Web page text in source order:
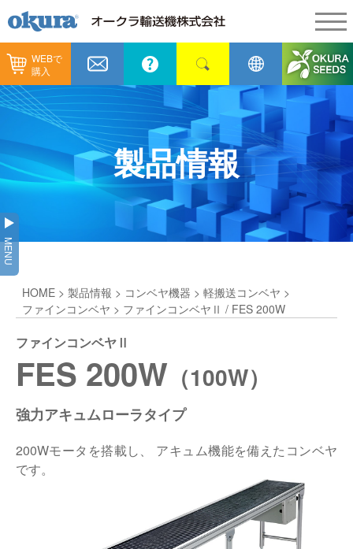
WEBで
購入
製品情報
製品情報
コンベヤ機器
コンベヤ機器を探す
ヒント集
GTPシステム
仕分けシステム
ピッキングシステム
保管システム
パレタイズ・デパレタイズシステム
バンニング・デバンニングシステム
納入事例
納入事例
全業種
飲料
通販
食品
メンテナンス
カタログ／CAD
代表あいさつ
企業理念
会社概要
事業所一覧
オークラグループ
採用情報
ショールーム
オークラミュージアム
新着情報
物流用語集
製品情報
MENU
HOME > 製品情報 > コンベヤ機器 > 軽搬送コンベヤ >
ファインコンベヤ > ファインコンベヤⅡ / FES 200W
ファインコンベヤⅡ
FES 200W （100W）
強力アキュムローラタイプ
200Wモータを搭載し、 アキュム機能を備えたコンベヤ
です。